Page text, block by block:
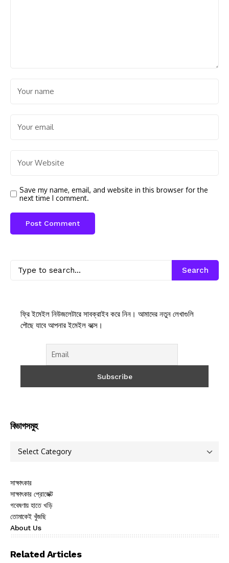
Save my name, email, and website in this browser for the
next time I comment.
Search
ফ্রি ইমেইল নিউজলেটারে সাবক্রাইব করে নিন। আমাদের নতুন লেখাগুলি
পৌছে যাবে আপনার ইমেইল বক্সে।
বিভাগসমুহ
সাক্ষাৎকার
সাক্ষাৎকার প্রোজেক্ট
গবেষণায় হাতে খড়ি
তোমাকেই খুঁজছি
About Us
Related Articles